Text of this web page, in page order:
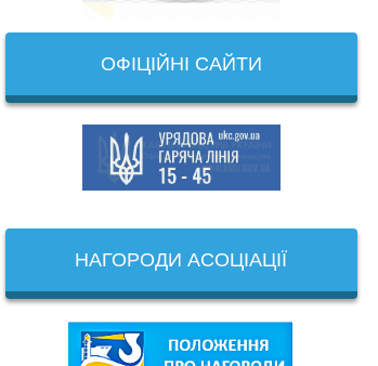
ОФІЦІЙНІ САЙТИ
НАГОРОДИ АСОЦІАЦІЇ